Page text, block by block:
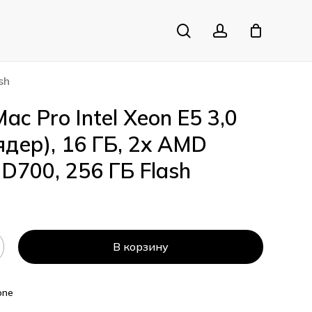
searchaccount
Pro Intel Xeon E5 3,0
16 ГБ, 2x AMD
256 ГБ Flash
В корзину